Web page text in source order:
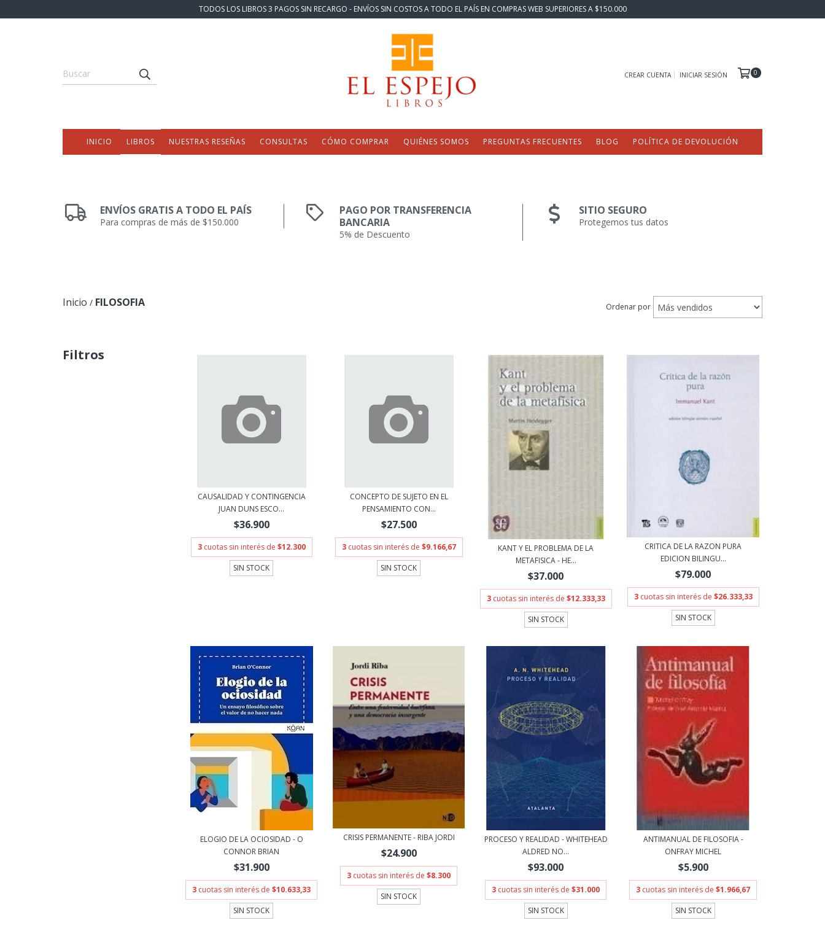
TODOS LOS LIBROS 3 PAGOS SIN RECARGO - ENVÍOS SIN COSTOS A TODO EL PAÍS EN COMPRAS WEB SUPERIORES A $150.000
CREAR CUENTA INICIAR SESIÓN 0
INICIO LIBROS NUESTRAS RESEÑAS CONSULTAS CÓMO COMPRAR QUIÉNES SOMOS PREGUNTAS FRECUENTES BLOG POLÍTICA DE DEVOLUCIÓN
ENVÍOS GRATIS A TODO EL PAÍS
Para compras de más de $150.000
PAGO POR TRANSFERENCIA
BANCARIA
5% de Descuento
SITIO SEGURO
Protegemos tus datos
Inicio / FILOSOFIA Ordenar por
Filtros
CAUSALIDAD Y CONTINGENCIA
JUAN DUNS ESCO...
$36.900
3 cuotas sin interés de $12.300
SIN STOCK
CONCEPTO DE SUJETO EN EL
PENSAMIENTO CON...
$27.500
3 cuotas sin interés de $9.166,67
SIN STOCK
KANT Y EL PROBLEMA DE LA
METAFISICA - HE...
$37.000
3 cuotas sin interés de $12.333,33
SIN STOCK
CRITICA DE LA RAZON PURA
EDICION BILINGU...
$79.000
3 cuotas sin interés de $26.333,33
SIN STOCK
ELOGIO DE LA OCIOSIDAD - O
CONNOR BRIAN
$31.900
3 cuotas sin interés de$10.633,33
SIN STOCK
CRISIS PERMANENTE - RIBA JORDI
$24.900
3 cuotas sin interés de$8.300
SIN STOCK
PROCESO Y REALIDAD - WHITEHEAD
ALDRED NO...
$93.000
3 cuotas sin interés de$31.000
SIN STOCK
ANTIMANUAL DE FILOSOFIA -
ONFRAY MICHEL
$5.900
3 cuotas sin interés de$1.966,67
SIN STOCK